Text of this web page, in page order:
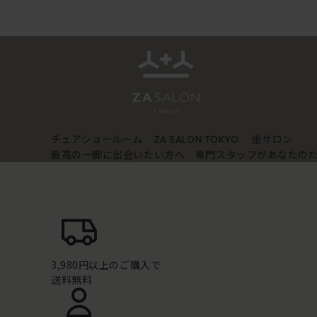
チェアショールーム ZA SALON TOKYO
坐サロン
最高の一脚に出会いたい方へ 専門スタッフがあなたの
3,980円以上のご購入で
送料無料